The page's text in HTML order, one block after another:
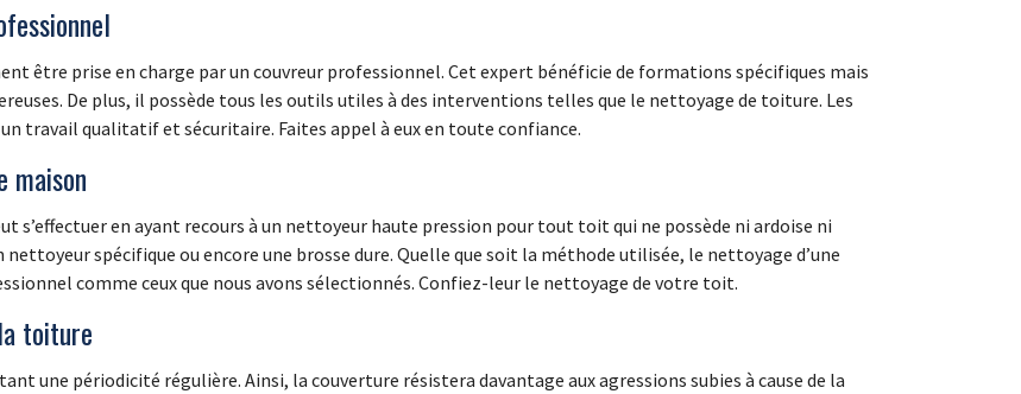
être prise en charge par un couvreur professionnel. Cet expert bénéficie de formations spécifiques mais
De plus, il possède tous les outils utiles à des interventions telles que le nettoyage de toiture. Les
travail qualitatif et sécuritaire. Faites appel à eux en toute confiance.
maison
s’effectuer en ayant recours à un nettoyeur haute pression pour tout toit qui ne possède ni ardoise ni
nettoyeur spécifique ou encore une brosse dure. Quelle que soit la méthode utilisée, le nettoyage d’une
comme ceux que nous avons sélectionnés. Confiez-leur le nettoyage de votre toit.
toiture
une périodicité régulière. Ainsi, la couverture résistera davantage aux agressions subies à cause de la